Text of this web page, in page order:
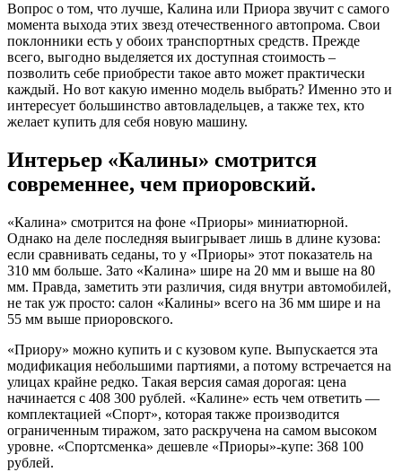
Вопрос о том, что лучше, Калина или Приора звучит с самого
момента выхода этих звезд отечественного автопрома. Свои
поклонники есть у обоих транспортных средств. Прежде
всего, выгодно выделяется их доступная стоимость –
позволить себе приобрести такое авто может практически
каждый. Но вот какую именно модель выбрать? Именно это и
интересует большинство автовладельцев, а также тех, кто
желает купить для себя новую машину.
Интерьер «Калины» смотрится
современнее, чем приоровский.
«Калина» смотрится на фоне «Приоры» миниатюрной.
Однако на деле последняя выигрывает лишь в длине кузова:
если сравнивать седаны, то у «Приоры» этот показатель на
310 мм больше. Зато «Калина» шире на 20 мм и выше на 80
мм. Правда, заметить эти различия, сидя внутри автомобилей,
не так уж просто: салон «Калины» всего на 36 мм шире и на
55 мм выше приоровского.
«Приору» можно купить и с кузовом купе. Выпускается эта
модификация небольшими партиями, а потому встречается на
улицах крайне редко. Такая версия самая дорогая: цена
начинается с 408 300 рублей. «Калине» есть чем ответить —
комплектацией «Спорт», которая также производится
ограниченным тиражом, зато раскручена на самом высоком
уровне. «Спортсменка» дешевле «Приоры»-купе: 368 100
рублей.